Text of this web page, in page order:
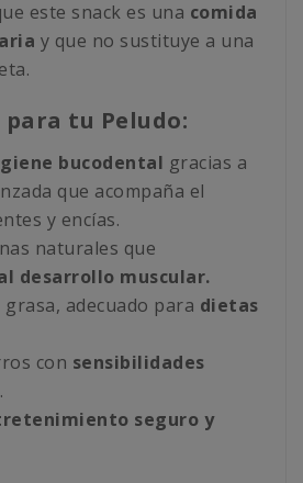
este snack es una comida
y que no sustituye a una
para tu Peludo:
bucodental gracias a
que acompaña el
y encías.
naturales que
desarrollo muscular.
grasa, adecuado para dietas
con sensibilidades
.
seguro y